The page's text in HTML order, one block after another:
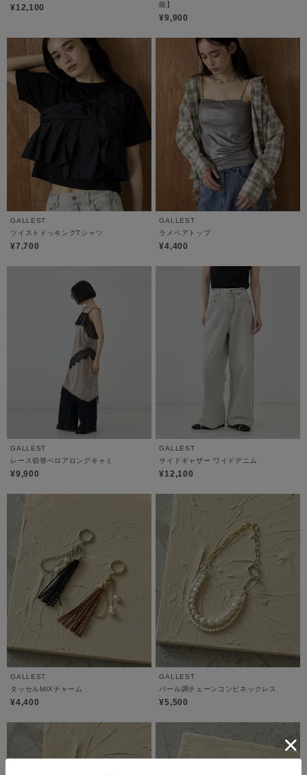
¥12,100
能】
¥9,900
GALLEST
ツイストドッキングTシャツ
¥7,700
GALLEST
ラメベアトップ
¥4,400
GALLEST
レース切替ベロアロングキャミ
¥9,900
GALLEST
サイドギャザー ワイドデニム
¥12,100
GALLEST
タッセルMIXチャーム
¥4,400
GALLEST
パール調チェーンコンビネックレス
¥5,500